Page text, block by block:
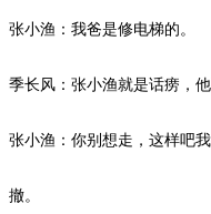
张小渔：我爸是修电梯的。
季长风：张小渔就是话痨，
张小渔：你别想走，这样吧
撤。